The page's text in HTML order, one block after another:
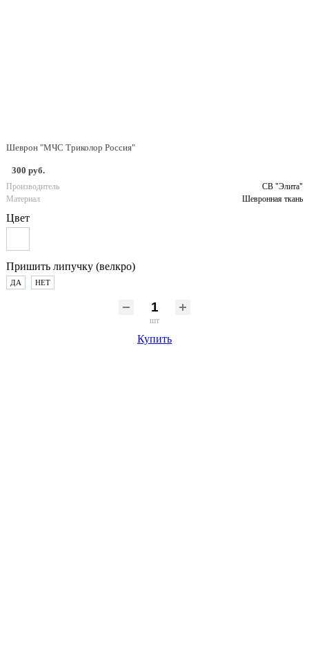
Шеврон "МЧС Триколор Россия"
300 руб.
Производитель
СВ "Элита"
Материал
Шевронная ткань
Цвет
Пришить липучку (велкро)
ДА НЕТ
шт
Купить